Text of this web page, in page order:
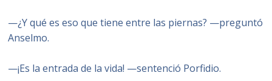
—¿Y qué es eso que tiene entre las piernas? —preguntó
Anselmo.
—¡Es la entrada de la vida! —sentenció Porfidio.